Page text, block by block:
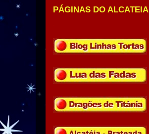
PÁGINAS DO ALCATEIA